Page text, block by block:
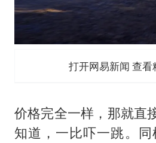
打开网易新闻 查看
价格完全一样，那就直
知道，一比吓一跳。同